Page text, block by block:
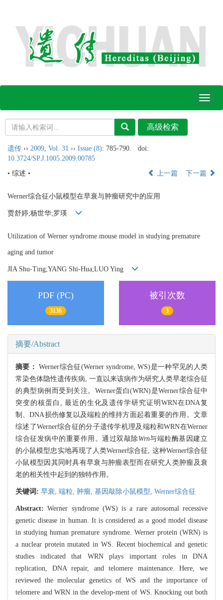
Toggle
遗传 ›› 2009 Vol. 31 ›› Issue (8): 785-790.
doi:
10.3724/SP.J.1005.2009.00785
• 综述 •
上一篇 下一篇
Werner综合征小鼠模型在早衰与肿瘤研究中的应用
贾舒婷;杨世华;罗瑛
Utilization of Werner syndrome mouse model in studying premature
aging and tumor
JIA Shu-Ting;YANG Shi-Hua;LUO Ying
PDF (PC)
3136
被引次数
3
摘要/Abstract
摘要：Werner综合征(Werner syndrome, WS)是一种罕见的人类
常染色体隐性遗传疾病, 一直以来该病作为研究人类早老综合征
的典型病例而受到关注。Werner蛋白(WRN)是Werner综合征中
突变的核蛋白, 最近的生化及遗传学研究证明WRN在DNA复
制、DNA损伤修复以及端粒的维持方面起着重要的作用。文章
综述了Werner综合征的分子遗传学机理及端粒和WRN在Werner
综合征发病中的重要作用。通过双敲除 Wrn与端粒酶基因建立
的小鼠模型忠实地再现了人类Werner综合征, 这种Werner综合征
小鼠模型因其同时具有早衰与肿瘤表型而在研究人类肿瘤及衰
老的相关性中起到的独特作用。
关键词: 早衰, 端粒, 肿瘤, 基因敲除小鼠模型, Werner综合征
Abstract:Werner syndrome (WS) is a rare autosomal recessive
genetic disease in human. It is considered as a good model disease
in studying human premature syndrome. Werner protein (WRN) is
a nuclear protein mutated in WS. Recent biochemical and genetic
studies indicated that WRN plays important roles in DNA
replication, DNA repair, and telomere maintenance. Here, we
reviewed the molecular genetics of WS and the importance of
telomere and WRN in the develop-ment of WS. Knocking out both